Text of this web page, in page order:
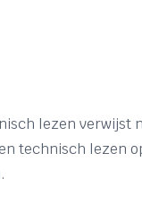
lezen verwijst
technisch lezen